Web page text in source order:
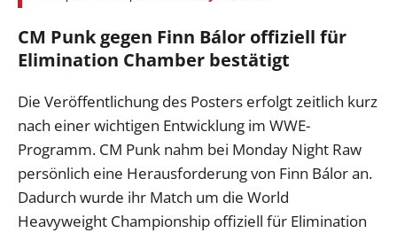
CM Punk gegen Finn Bálor offiziell für
Elimination Chamber bestätigt
Die Veröffentlichung des Posters erfolgt zeitlich kurz
nach einer wichtigen Entwicklung im WWE-
Programm. CM Punk nahm bei Monday Night Raw
persönlich eine Herausforderung von Finn Bálor an.
Dadurch wurde ihr Match um die World
Heavyweight Championship offiziell für Elimination